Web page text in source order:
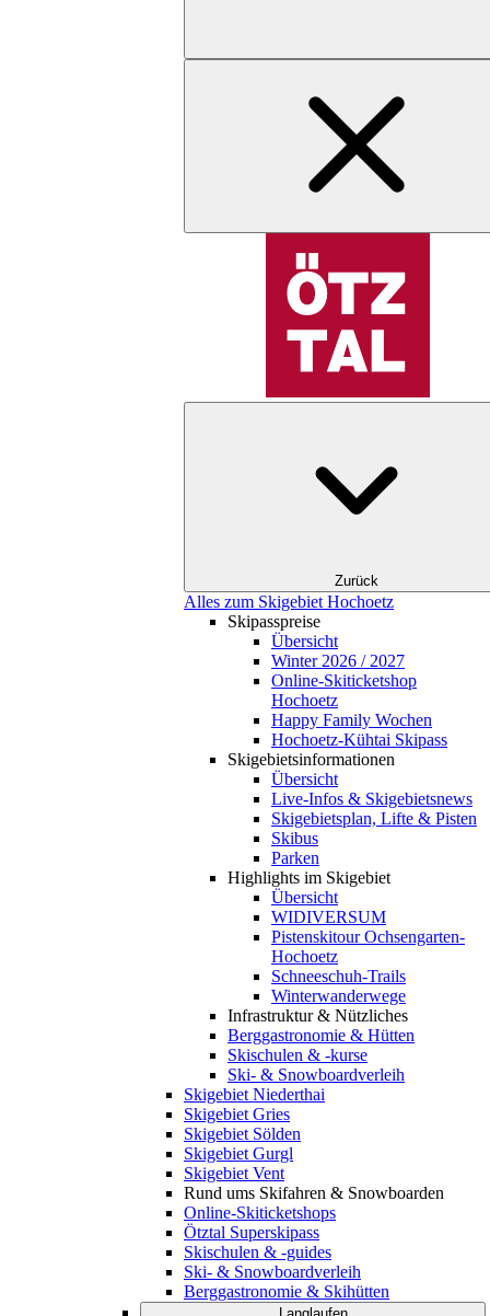
Zurück
Alles zum Skigebiet Hochoetz
Skipasspreise
Übersicht
Winter 2026 / 2027
Online-Skiticketshop
Hochoetz
Happy Family Wochen
Hochoetz-Kühtai Skipass
Skigebietsinformationen
Übersicht
Live-Infos & Skigebietsnews
Skigebietsplan, Lifte & Pisten
Skibus
Parken
Highlights im Skigebiet
Übersicht
WIDIVERSUM
Pistenskitour Ochsengarten-
Hochoetz
Schneeschuh-Trails
Winterwanderwege
Infrastruktur & Nützliches
Berggastronomie & Hütten
Skischulen & -kurse
Ski- & Snowboardverleih
Skigebiet Niederthai
Skigebiet Gries
Skigebiet Sölden
Skigebiet Gurgl
Skigebiet Vent
Rund ums Skifahren & Snowboarden
Online-Skiticketshops
Ötztal Superskipass
Skischulen & -guides
Ski- & Snowboardverleih
Berggastronomie & Skihütten